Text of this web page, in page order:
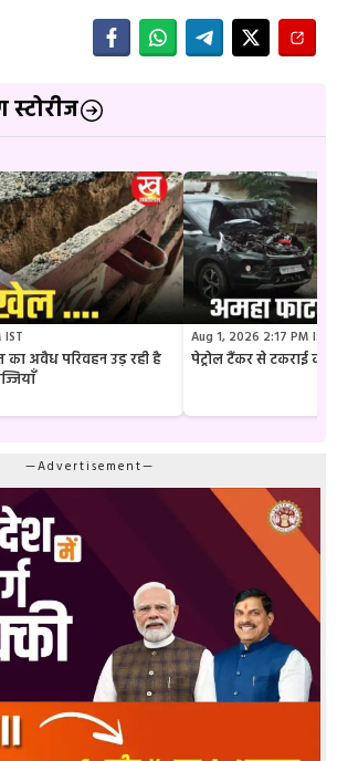
करना काफी पसंद हैं।
स्टोरीज
का अवैध परिवहन उड़ रही है
Aug 1, 2026 2:17 PM IST
पेट्रोल टैंकर से टकराई
—Advertisement—